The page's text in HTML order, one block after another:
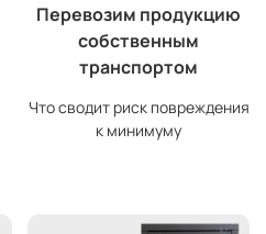
Перевозим продукцию
собственным
транспортом
Что сводит риск повреждения
к минимуму